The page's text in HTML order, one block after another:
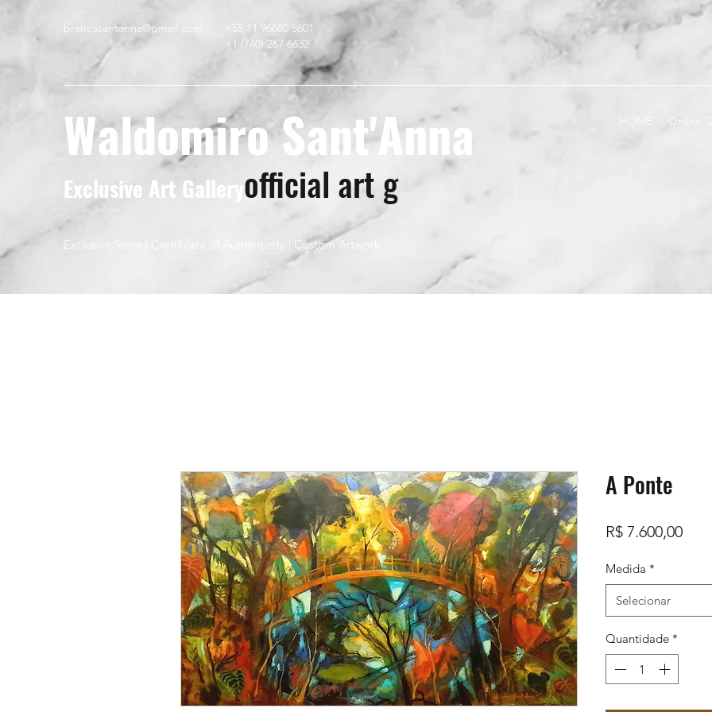
brancasantanna@gmail.com +55 11 96680 5601
+1 (740) 267 6632
Waldomiro Sant'Anna
Exclusive Art Galleryofficial art g
Exclusive Store | Certificate of Authenticity | Custom Artwork
Online
A Ponte
R$ 7.600,00
Medida *
Selecionar
Quantidade *